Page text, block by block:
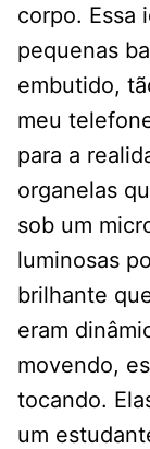
corpo. Essa
pequenas
embutido,
meu
para a
organelas
sob um
luminosas
brilhante
eram
movendo,
tocando.
um